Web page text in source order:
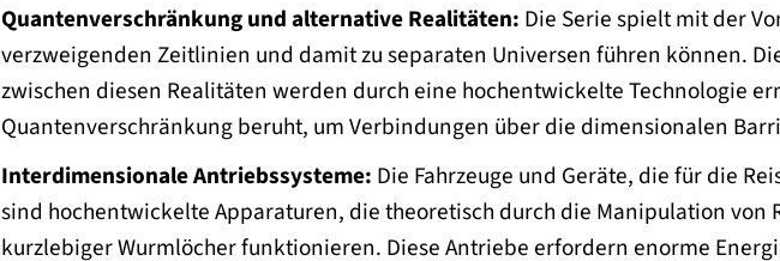
Quantenverschränkung und alternative Realitäten: Die Serie spielt mit der
verzweigenden Zeitlinien und damit zu separaten Universen führen können.
zwischen diesen Realitäten werden durch eine hochentwickelte Technologie
Quantenverschränkung beruht, um Verbindungen über die dimensionalen
Interdimensionale Antriebssysteme: Die Fahrzeuge und Geräte, die für die
sind hochentwickelte Apparaturen, die theoretisch durch die Manipulation von
kurzlebiger Wurmlöcher funktionieren. Diese Antriebe erfordern enorme